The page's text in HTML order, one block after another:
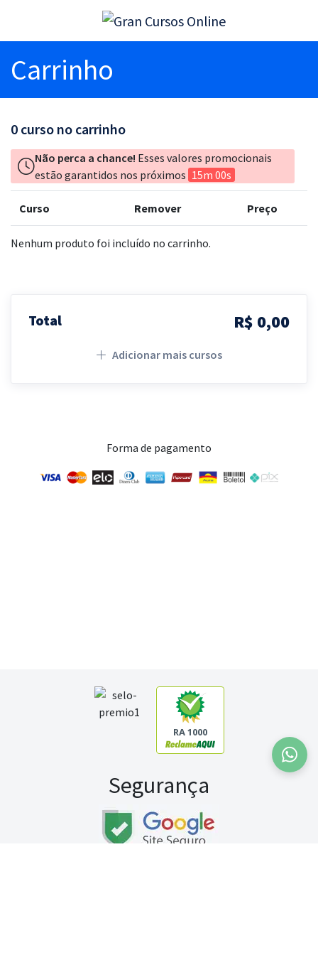
Carrinho
0 curso no carrinho
Não perca a chance! Esses valores promocionais
estão garantidos nos próximos 15m 00s
Curso Remover Preço
Nenhum produto foi incluído no carrinho.
Total R$ 0,00
Adicionar mais cursos
Forma de pagamento
RA 1000
Segurança